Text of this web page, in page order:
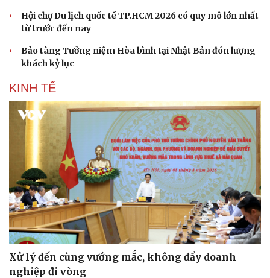
Doanh nghiệp
Doanh nghiệp 24h
Doanh nhân
Vì cộng đồng
Trải nghiệm
Chuyển đổi số
Hội chợ Du lịch quốc tế TP.HCM 2026 có quy mô lớn nhất
từ trước đến nay
Bảo tàng Tưởng niệm Hòa bình tại Nhật Bản đón lượng
khách kỷ lục
KINH TẾ
Xử lý đến cùng vướng mắc, không đẩy doanh
nghiệp đi vòng